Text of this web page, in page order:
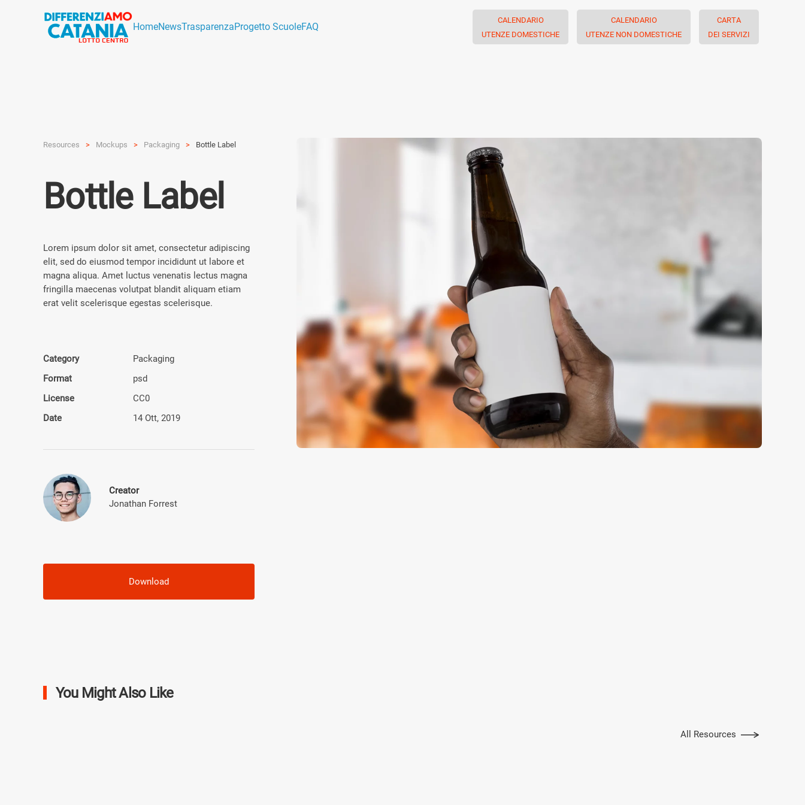
HomeNewsTrasparenzaProgetto ScuoleFAQ
CALENDARIO
UTENZE DOMESTICHE
CALENDARIO
UTENZE NON DOMESTICHE
CARTA
DEI SERVIZI
Resources Mockups Pack­aging Bottle Label
Bottle Label
Lorem ipsum dolor sit amet, consectetur adipiscing
elit, sed do eiusmod tempor incididunt ut labore et
magna aliqua. Amet luctus venenatis lectus magna
fringilla maecenas volutpat blandit aliquam etiam
erat velit scelerisque egestas scelerisque.
Category
Pack­aging
Format
psd
License
CC0
Date
14 Ott, 2019
Creator
Jonathan Forrest
Download
You Might Also Like
All Resources